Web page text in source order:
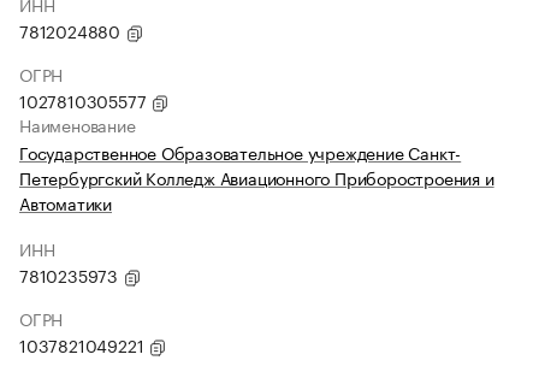
7812024880
ОГРН
1027810305577
Наименование
Государственное Образовательное учреждение Санкт-
Петербургский Колледж Авиационного Приборостроения и
Автоматики
ИНН
7810235973
ОГРН
1037821049221